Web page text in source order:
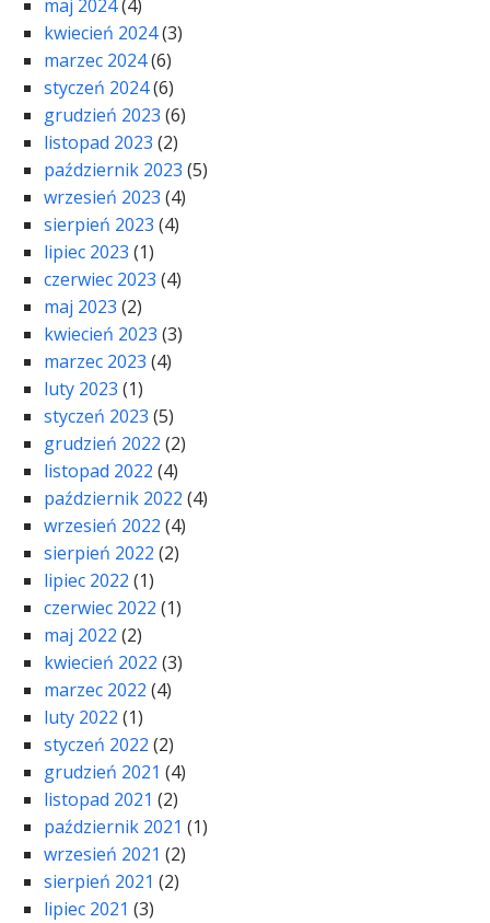
maj 2024(4)
kwiecień 2024(3)
marzec 2024(6)
styczeń 2024(6)
grudzień 2023 (6)
listopad 2023 (2)
październik 2023 (5)
wrzesień 2023 (4)
sierpień 2023 (4)
lipiec 2023 (1)
czerwiec 2023 (4)
maj 2023 (2)
kwiecień 2023 (3)
marzec 2023 (4)
luty 2023 (1)
styczeń 2023 (5)
grudzień 2022 (2)
listopad 2022 (4)
październik 2022 (4)
wrzesień 2022 (4)
sierpień 2022 (2)
lipiec 2022 (1)
czerwiec 2022 (1)
maj 2022 (2)
kwiecień 2022 (3)
marzec 2022 (4)
luty 2022 (1)
styczeń 2022 (2)
grudzień 2021 (4)
listopad 2021 (2)
październik 2021 (1)
wrzesień 2021 (2)
sierpień 2021 (2)
lipiec 2021 (3)